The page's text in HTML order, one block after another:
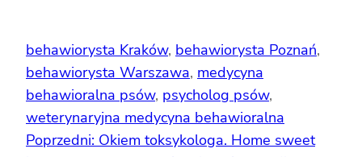
behawiorysta Kraków, behawiorysta Poznań
behawiorysta Warszawa, medycyna
behawioralna psów, psycholog psów
weterynaryjna medycyna behawioralna
Poprzedni: Okiem toksykologa. Home sweet